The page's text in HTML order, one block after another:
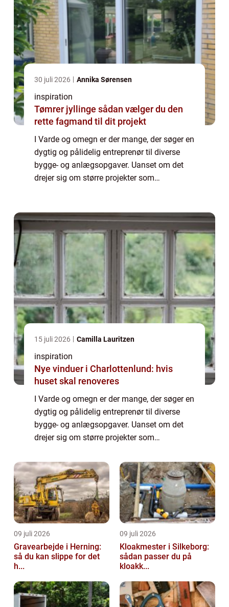
30 juli 2026 Annika Sørensen
inspiration
Tømrer jyllinge sådan vælger du den
rette fagmand til dit projekt
I Varde og omegn er der mange, der søger en
dygtig og pålidelig entreprenør til diverse
bygge- og anlægsopgaver. Uanset om det
drejer sig om større projekter som
15 juli 2026 Camilla Lauritzen
inspiration
Nye vinduer i Charlottenlund: hvis
huset skal renoveres
I Varde og omegn er der mange, der søger en
dygtig og pålidelig entreprenør til diverse
bygge- og anlægsopgaver. Uanset om det
drejer sig om større projekter som
opgaver som h...
09 juli 2026
Gravearbejde i Herning:
så du kan slippe for det
h...
09 juli 2026
Kloakmester i Silkeborg:
sådan passer du på
kloakk...